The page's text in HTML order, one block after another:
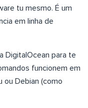
tu mesmo. É um
em linha de
DigitalOcean para te
funcionem em
ou Debian (como